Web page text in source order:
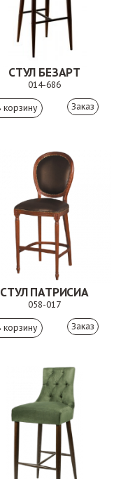
СТУЛ БЕЗАРТ
014-686
Заказ
СТУЛ ПАТРИСИА
058-017
Заказ